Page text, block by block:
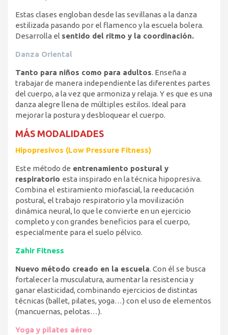
Estas clases engloban desde las sevillanas a la danza
estilizada pasando por el flamenco y la escuela bolera.
Desarrolla el sentido del ritmo y la coordinación.
Danza Oriental
Tanto para niños como para adultos. Enseña a
trabajar de manera independiente las diferentes partes
del cuerpo, a la vez que armoniza y relaja. Y es que es una
danza alegre llena de múltiples estilos. Ideal para
mejorar la postura y desbloquear el cuerpo.
MÁS MODALIDADES
Hipopresivos (Low Pressure Fitness)
Este método de entrenamiento postural y
respiratorio esta inspirado en la técnica hipopresiva.
Combina el estiramiento miofascial, la reeducación
postural, el trabajo respiratorio y la movilización
dinámica neural, lo que le convierte en un ejercicio
completo y con grandes beneficios para el cuerpo,
especialmente para el suelo pélvico.
Zahir Fitness
Nuevo método creado en la escuela. Con él se busca
fortalecer la musculatura, aumentar la resistencia y
ganar elasticidad, combinando ejercicios de distintas
técnicas (ballet, pilates, yoga…) con el uso de elementos
(mancuernas, pelotas…).
Yoga y pilates aéreo